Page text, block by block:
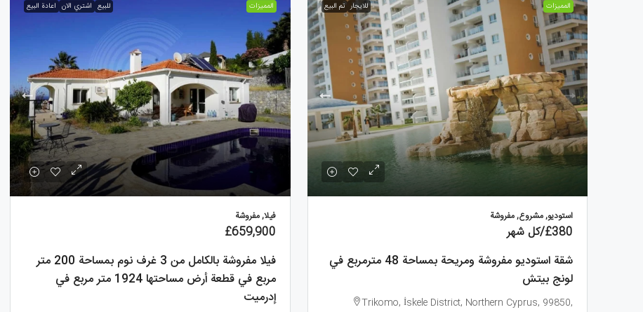
الممیزات للايجار تم البيع
استوديو, مشروع, مفروشة
£380/كل شهر
شقة استوديو مفروشة ومريحة بمساحة 48 مترمربع في
لونج بيتش
Trikomo, İskele District, Northern Cyprus, 99850,
الممیزات للبيع اشتري الان اعادة البيع
فيلا, مفروشة
£659,900
فيلا مفروشة بالكامل من 3 غرف نوم بمساحة 200 متر
مربع في قطعة أرض مساحتها 1924 متر مربع في
إدرميت